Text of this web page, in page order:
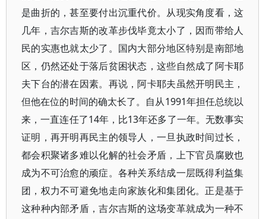
是曲折的，甚至要付出沉重代价。从现实角度看，这
几年，吉尔吉斯的改革步伐毕竟太小了，因而带给人
民的实惠也就太少了。国内大部分地区特别是南部地
区，仍然还处于落后贫困状态，这些自然成了阿卡耶
夫下台的潜在因素。再说，阿卡耶夫虽然开明民主，
但他在位的时间的确太长了。自从1991年担任总统以
来，一直连任了14年，比13年还多了一年。无数事实
证明，再开明再民主的领导人，一旦执政时间过长，
都会积聚诸多难以化解的社会矛盾，上下官员腐败也
成为不可治愈的顽症。各种关系结成一层既得利益集
团，权力不可避免地走向家族化和集团化。正是基于
这种种内部矛盾，吉尔吉斯的这场变革就成为一种不